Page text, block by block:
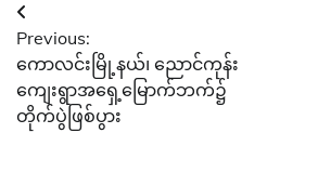
Post
navigation
Previous:
ကောလင်းမြို့နယ်၊ ညောင်ကုန်း
ကျေးရွာအရှေ့မြောက်ဘက်၌
တိုက်ပွဲဖြစ်ပွား